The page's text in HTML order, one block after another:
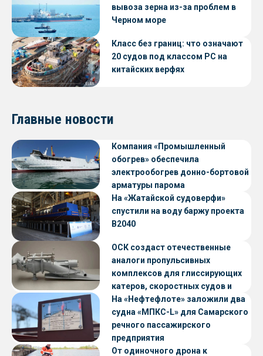
вывоза зерна из-за проблем в
Черном море
Класс без границ: что означают
20 судов под классом РС на
китайских верфях
Главные новости
Компания «Промышленный
обогрев» обеспечила
электрообогрев донно-бортовой
арматуры парома
«Петропавловск» проекта CNF22
На «Жатайской судоверфи»
спустили на воду баржу проекта
В2040
ОСК создаст отечественные
аналоги пропульсивных
комплексов для глиссирующих
катеров, скоростных судов и
судов с малой осадкой
На «Нефтефлоте» заложили два
судна «МПКС-L» для Самарского
речного пассажирского
предприятия
От одиночного дрона к